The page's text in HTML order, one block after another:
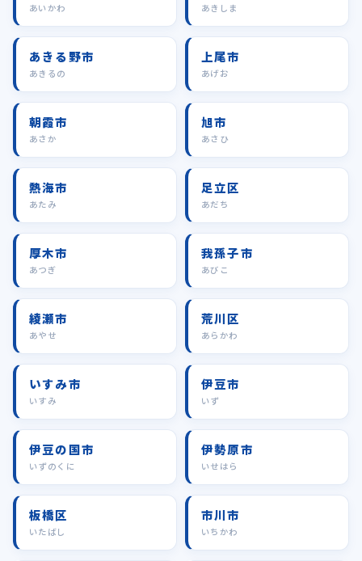
あいかわ あきしま
あきる野市
あきるの
上尾市
あげお
朝霞市
あさか
旭市
あさひ
熱海市
あたみ
足立区
あだち
厚木市
あつぎ
我孫子市
あびこ
綾瀬市
あやせ
荒川区
あらかわ
いすみ市
いすみ
伊豆市
いず
伊豆の国市
いずのくに
伊勢原市
いせはら
板橋区
いたばし
市川市
いちかわ